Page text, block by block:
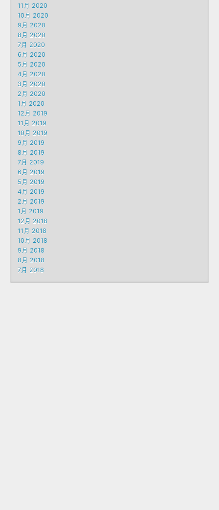
11月 2020
10月 2020
9月 2020
8月 2020
7月 2020
6月 2020
5月 2020
4月 2020
3月 2020
2月 2020
1月 2020
12月 2019
11月 2019
10月 2019
9月 2019
8月 2019
7月 2019
6月 2019
5月 2019
4月 2019
2月 2019
1月 2019
12月 2018
11月 2018
10月 2018
9月 2018
8月 2018
7月 2018